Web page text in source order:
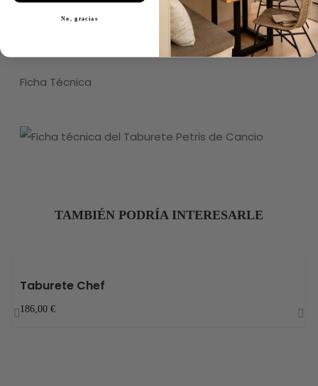
DETALLES DEL PRODUCTO
Ficha Técnica
TAMBIÉN PODRÍA INTERESARLE
Taburete Chef
186,00 €
No, gracias